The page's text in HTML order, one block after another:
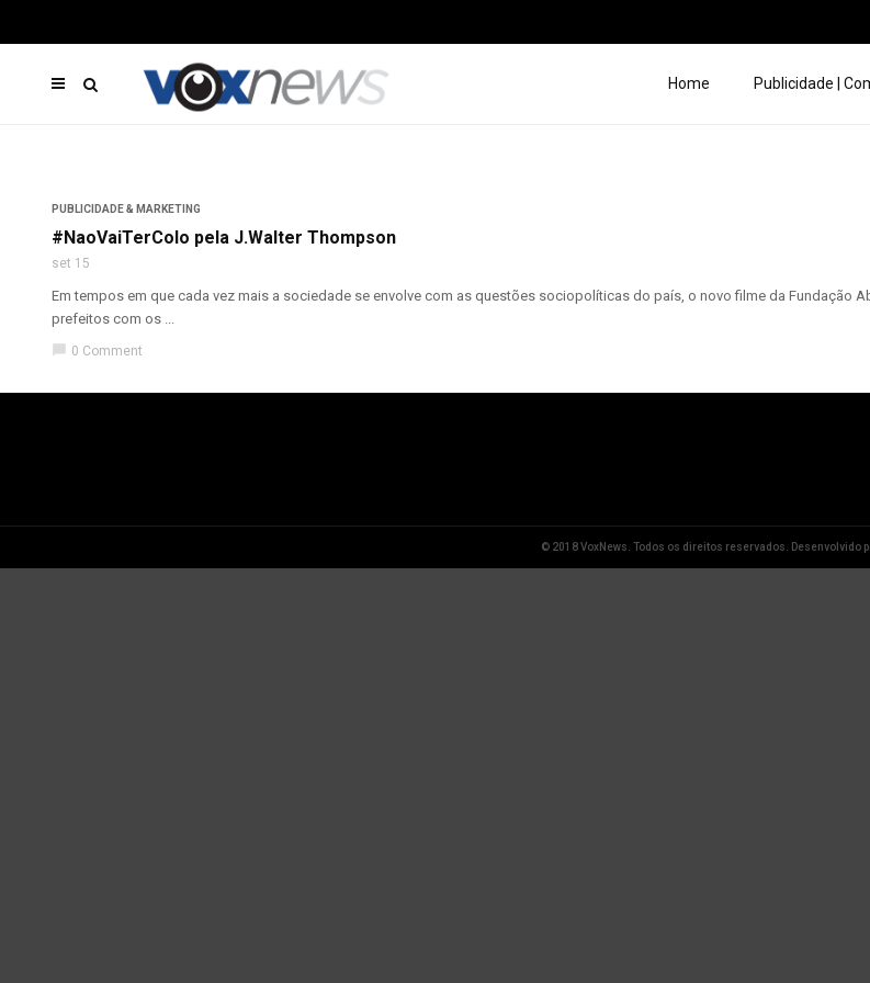
Home Publicidade |
PUBLICIDADE & MARKETING
#NaoVaiTerColo pela J.Walter Thompson
set 15
Em tempos em que cada vez mais a sociedade se envolve com as questões sociopolíticas do país, o novo filme da
prefeitos com os ...
chat_bubble 0 Comment
© 2018 VoxNews. Todos os direitos reservados. Desenvolvido